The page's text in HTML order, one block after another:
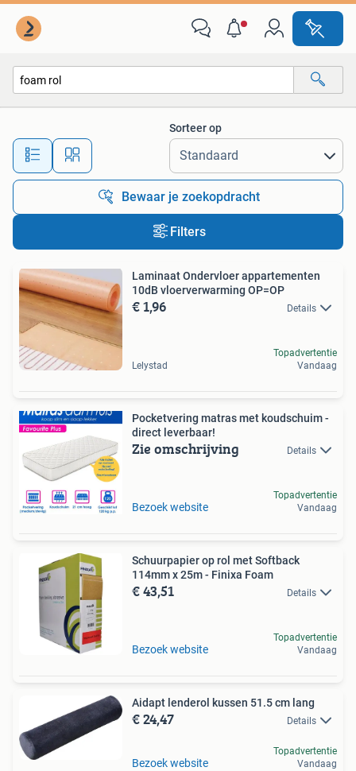
Alle afstanden…
Sorteer op
Bewaar je zoekopdracht
Filters
Laminaat Ondervloer appartementen
10dB vloerverwarming OP=OP
€ 1,96 Details
Lelystad
Topadvertentie
Vandaag
Pocketvering matras met koudschuim -
direct leverbaar!
Zie omschrijving Details
Bezoek website
Topadvertentie
Vandaag
Schuurpapier op rol met Softback
114mm x 25m - Finixa Foam
€ 43,51 Details
Bezoek website
Topadvertentie
Vandaag
Aidapt lenderol kussen 51.5 cm lang
€ 24,47 Details
Bezoek website
Topadvertentie
Vandaag